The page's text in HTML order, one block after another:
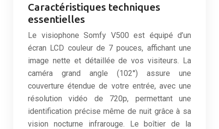
Caractéristiques techniques
essentielles
Le visiophone Somfy V500 est équipé d’un
écran LCD couleur de 7 pouces, affichant une
image nette et détaillée de vos visiteurs. La
caméra grand angle (102°) assure une
couverture étendue de votre entrée, avec une
résolution vidéo de 720p, permettant une
identification précise même de nuit grâce à sa
vision nocturne infrarouge. Le boîtier de la